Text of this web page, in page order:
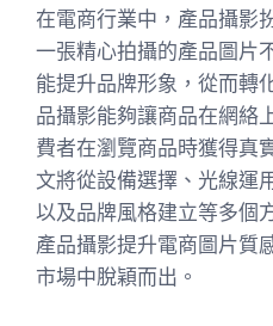
在電商行業中，產品攝影
一張精心拍攝的產品圖片
能提升品牌形象，從而轉
品攝影能夠讓商品在網絡
費者在瀏覽商品時獲得真
文將從設備選擇、光線運
以及品牌風格建立等多個
產品攝影提升電商圖片質
市場中脫穎而出。